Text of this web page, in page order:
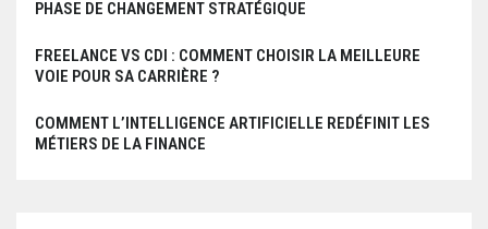
PHASE DE CHANGEMENT STRATÉGIQUE
FREELANCE VS CDI : COMMENT CHOISIR LA MEILLEURE
VOIE POUR SA CARRIÈRE ?
COMMENT L’INTELLIGENCE ARTIFICIELLE REDÉFINIT LES
MÉTIERS DE LA FINANCE